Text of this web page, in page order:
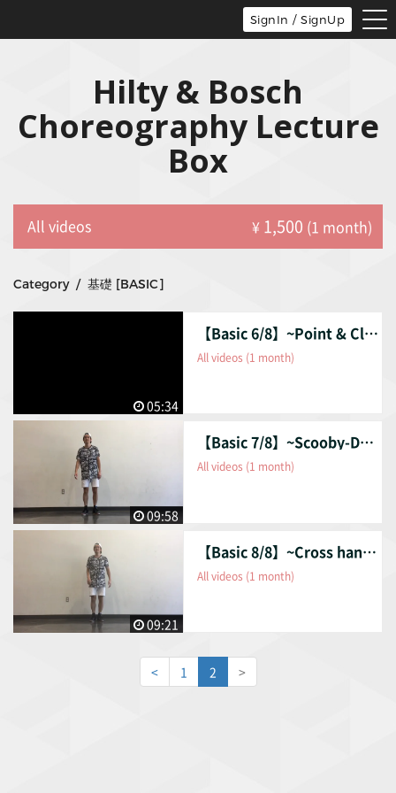
SignIn / SignUp
Hilty & Bosch
Choreography Lecture
Box
All videos ¥ 1,500 (1 month)
Category / 基礎 [BASIC]
05:34
【Basic 6/8】~Point & Clap~ "クラップ&ポイント"
All videos (1 month)
09:58
【Basic 7/8】~Scooby-Doo & Skeeter rabbit~ "スクービードゥ&スキーターラビット"
All videos (1 month)
09:21
【Basic 8/8】~Cross hand~ "クロスハンド"
All videos (1 month)
< 1 2 >